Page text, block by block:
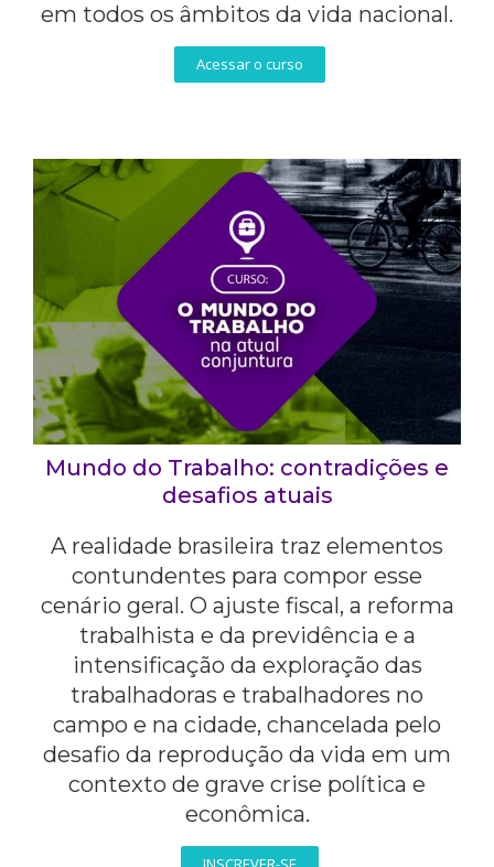
em todos os âmbitos da vida nacional.
Acessar o curso
Mundo do Trabalho: contradições e
desafios atuais
A realidade brasileira traz elementos
contundentes para compor esse
cenário geral. O ajuste fiscal, a reforma
trabalhista e da previdência e a
intensificação da exploração das
trabalhadoras e trabalhadores no
campo e na cidade, chancelada pelo
desafio da reprodução da vida em um
contexto de grave crise política e
econômica.